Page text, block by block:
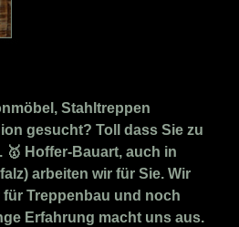
Stahltreppen
gesucht? Toll dass Sie zu
Hoffer-Bauart, auch in
arbeiten wir für Sie. Wir
Treppenbau und noch
Erfahrung macht uns aus.